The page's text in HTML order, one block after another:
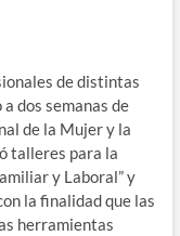
de distintas
dos semanas de
de la Mujer y la
talleres para la
y Laboral” y
la finalidad que las
herramientas